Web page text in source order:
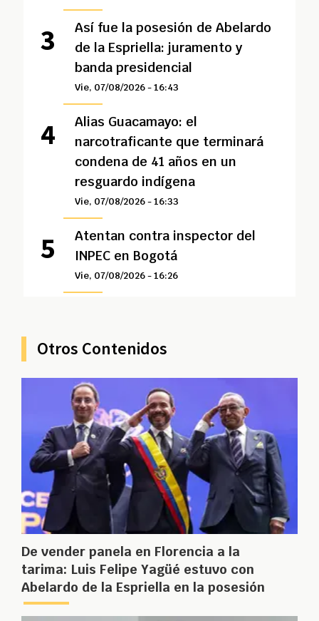
Así fue la posesión de Abelardo
de la Espriella: juramento y
banda presidencial
Vie, 07/08/2026 - 16:43
Alias Guacamayo: el
narcotraficante que terminará
condena de 41 años en un
resguardo indígena
Vie, 07/08/2026 - 16:33
Atentan contra inspector del
INPEC en Bogotá
Vie, 07/08/2026 - 16:26
Otros Contenidos
De vender panela en Florencia a la
tarima: Luis Felipe Yagüé estuvo con
Abelardo de la Espriella en la posesión